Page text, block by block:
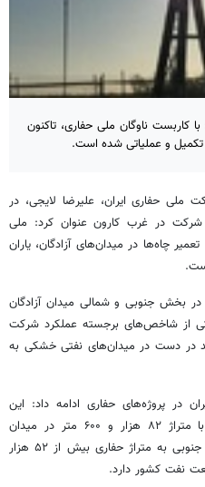
کاربست ناوگان ملی حفاری، تاکنون
ملی حفاری ایران، علیرضا لایجی، در
شرکت در غرب کارون عنوان کرد: ملی
چاه‌ها در میدان‌های آزادگان، یاران
و تکمیل ۷۰ حلقه چاه در بخش جنوبی و شمالی میدان آزادگان
بر ۱۳۷ هزار ۹۰۰ متر یکی از شاخص‌های برجسته عملکرد شرکت
در دست در میدان‌های نفتی خشکی به
در پروژه‌های حفاری ادامه داد: این
شرکت همچنین حفاری ۲۴ حلقه چاه با متراژ ۸۲ هزار و ۶۰۰ متر در میدان
یادآوران و ۱۳ حلقه چاه در میدان یاران جنوبی به متراژ حفاری بیش از ۵۲ هزار
نفت کشور دارد.